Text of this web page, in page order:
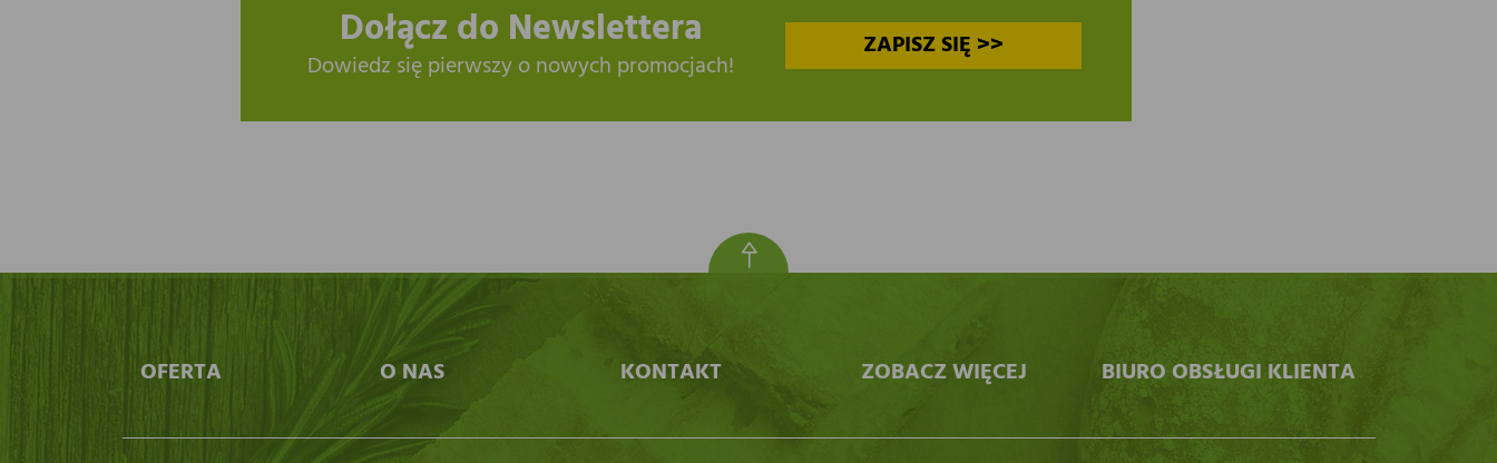
Dołącz do Newslettera
Dowiedz się pierwszy o nowych promocjach!
ZAPISZ SIĘ >>
OFERTA O NAS KONTAKT ZOBACZ WIĘCEJ BIURO OBSŁUGI KLIENTA